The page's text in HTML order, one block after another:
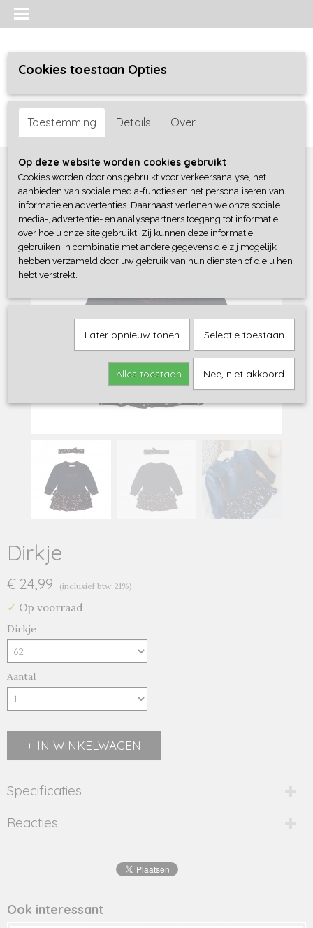
Inloggen Registreren
Home >Meisjes baby>Jurken / Rokken/ Jumpsuit
Dirkje
€ 24,99 (inclusief btw 21%)
✓ Op voorraad
Dirkje
Aantal
IN WINKELWAGEN
Specificaties
Productcode
Q52483-22034
Reacties
Ook interessant
Cookies toestaan Opties
Toestemming Details Over
Op deze website worden cookies gebruikt
Cookies worden door ons gebruikt voor verkeersanalyse, het
aanbieden van sociale media-functies en het personaliseren van
informatie en advertenties. Daarnaast verlenen we onze sociale
media-, advertentie- en analysepartners toegang tot informatie
over hoe u onze site gebruikt. Zij kunnen deze informatie
gebruiken in combinatie met andere gegevens die zij mogelijk
hebben verzameld door uw gebruik van hun diensten of die u hen
hebt verstrekt.
Later opnieuw tonen Selectie toestaan
Alles toestaan Nee, niet akkoord